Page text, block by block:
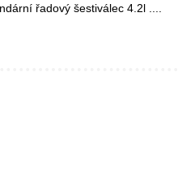
řadový šestiválec 4.2l ....